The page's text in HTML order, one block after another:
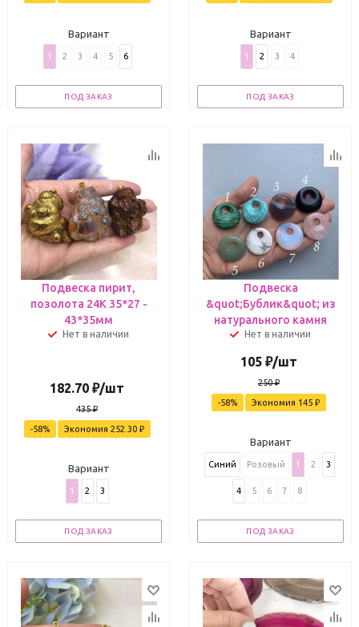
Вариант
1 2 3 4 5 6
ПОД ЗАКАЗ
Вариант
1 2 3 4
ПОД ЗАКАЗ
Подвеска пирит,
позолота 24К 35*27 -
43*35мм
Нет в наличии
182.70 ₽/шт
435₽
-58% Экономия 252.30₽
Вариант
1 2 3
ПОД ЗАКАЗ
Подвеска
&quot;Бублик&quot; из
натурального камня
Нет в наличии
105 ₽/шт
250₽
-58% Экономия 145 ₽
Вариант
Синий Розовый 1 2 3
4 5 6 7 8
ПОД ЗАКАЗ